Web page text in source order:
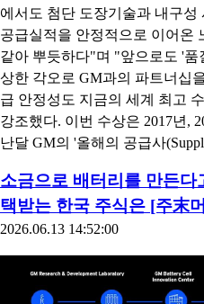
에서도 첨단 도장기술과 내구성
공급실적을 안정적으로 이어온
같아 뿌듯하다"며 "앞으로도 '품
상한 각오로 GM과의 파트너십
급 안정성도 지금의 세계 최고
강조했다. 이번 수상은 2017년,
난달 GM의 '올해의 공급사
소금으로 배터리를 만든
택받는 한국 주식은 [주末
2026.06.13 14:52:00